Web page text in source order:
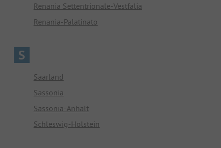
Renania Settentrionale-Vestfalia
Renania-Palatinato
S
Saarland
Sassonia
Sassonia-Anhalt
Schleswig-Holstein